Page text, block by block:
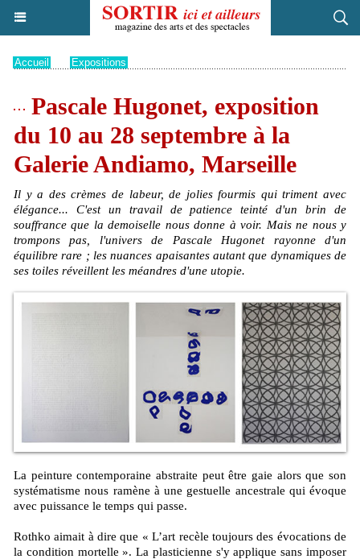
Accueil Expositions
Pascale Hugonet, exposition
du 10 au 28 septembre à la
Galerie Andiamo, Marseille
Il y a des crèmes de labeur, de jolies fourmis qui triment avec
élégance... C'est un travail de patience teinté d'un brin de
souffrance que la demoiselle nous donne à voir. Mais ne nous y
trompons pas, l'univers de Pascale Hugonet rayonne d'un
équilibre rare ; les nuances apaisantes autant que dynamiques de
ses toiles réveillent les méandres d'une utopie.
La peinture contemporaine abstraite peut être gaie alors que son
systématisme nous ramène à une gestuelle ancestrale qui évoque
avec puissance le temps qui passe.
Rothko aimait à dire que « L’art recèle toujours des évocations de
la condition mortelle ». La plasticienne s'y applique sans imposer